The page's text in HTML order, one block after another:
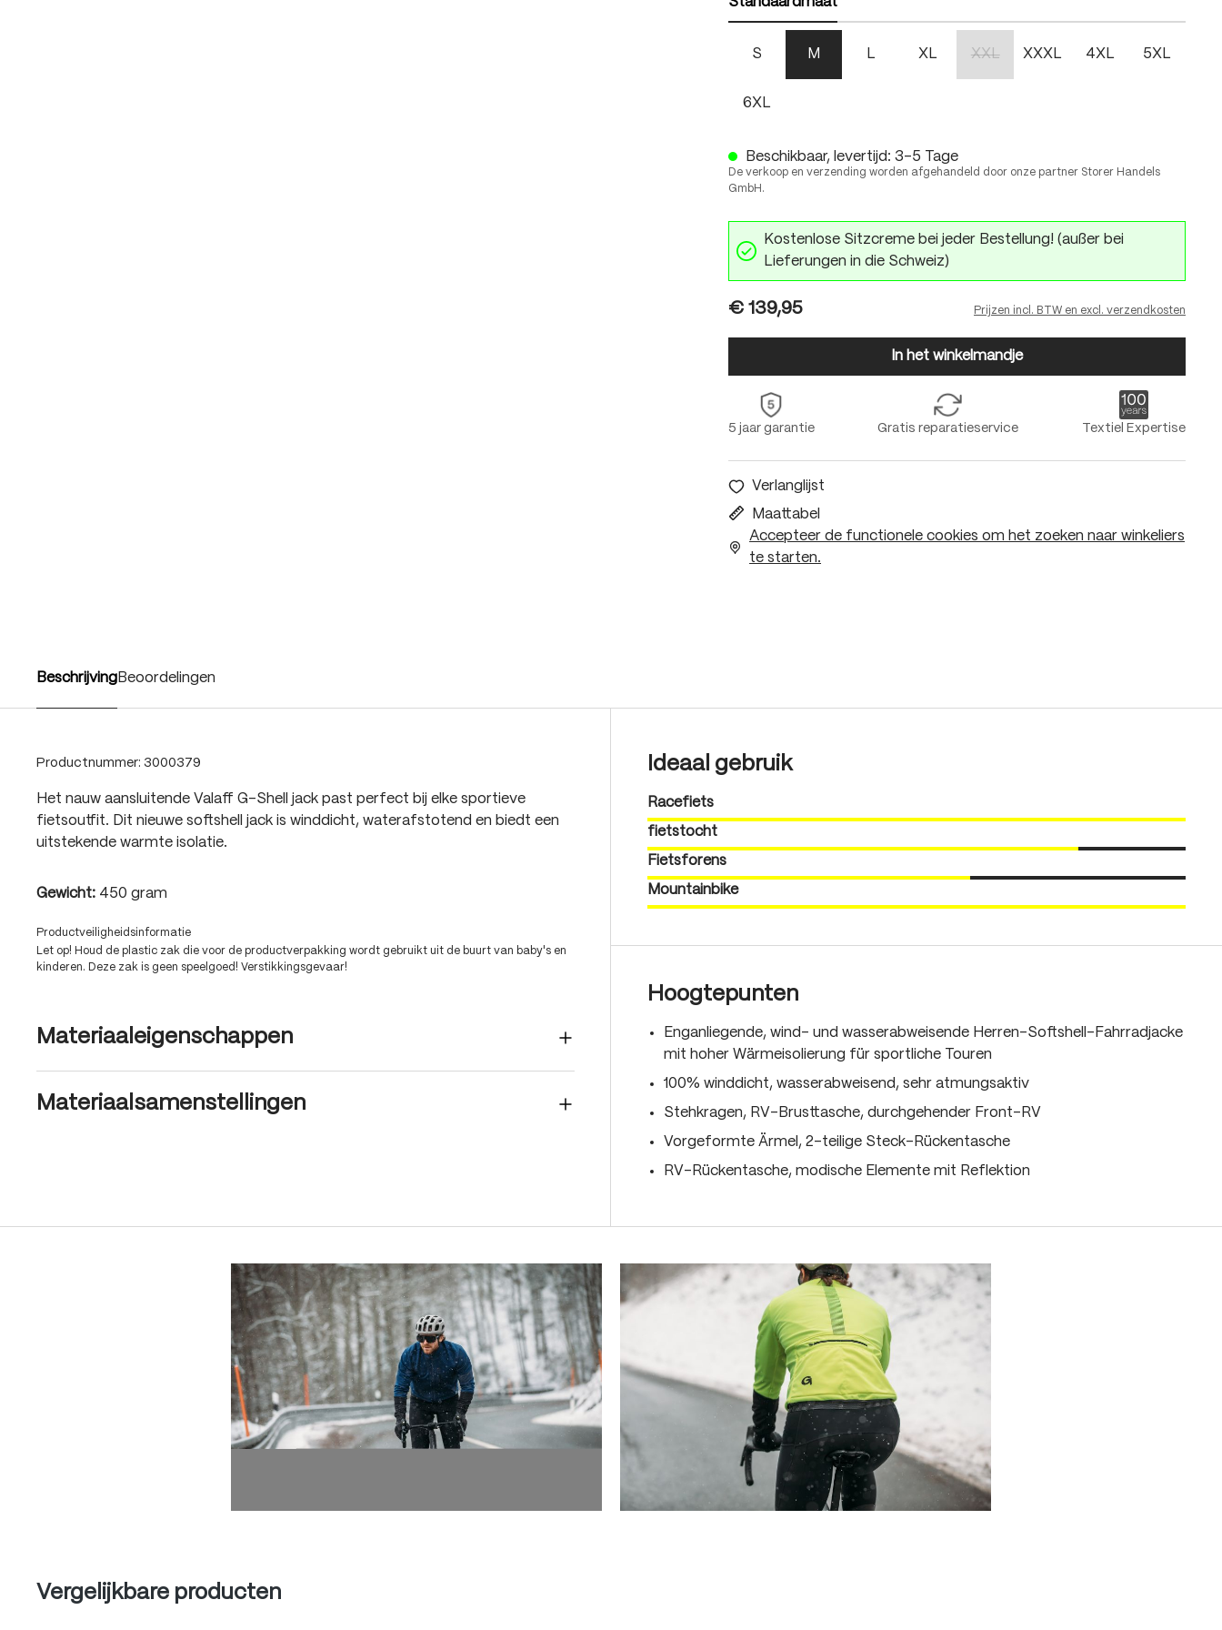
S M L XL XXL XXXL 4XL 5XL
6XL
Beschikbaar, levertijd: 3-5 Tage
De verkoop en verzending worden afgehandeld door onze partner Storer Handels
GmbH.
Kostenlose Sitzcreme bei jeder Bestellung! (außer bei
Lieferungen in die Schweiz)
€ 139,95 Prijzen incl. BTW en excl. verzendkosten
In het winkelmandje
5 jaar garantie Gratis reparatieservice Textiel Expertise
Verlanglijst
Maattabel
Accepteer de functionele cookies om het zoeken naar winkeliers
te starten.
Beschrijving Beoordelingen
Productnummer: 3000379
Het nauw aansluitende Valaff G-Shell jack past perfect bij elke sportieve
fietsoutfit. Dit nieuwe softshell jack is winddicht, waterafstotend en biedt een
uitstekende warmte isolatie.
Gewicht: 450 gram
Productveiligheidsinformatie
Let op! Houd de plastic zak die voor de productverpakking wordt gebruikt uit de buurt van baby's en
kinderen. Deze zak is geen speelgoed! Verstikkingsgevaar!
Materiaaleigenschappen
Materiaalsamenstellingen
Ideaal gebruik
Racefiets
fietstocht
Fietsforens
Mountainbike
Hoogtepunten
Enganliegende, wind- und wasserabweisende Herren-Softshell-Fahrradjacke
mit hoher Wärmeisolierung für sportliche Touren
100% winddicht, wasserabweisend, sehr atmungsaktiv
Stehkragen, RV-Brusttasche, durchgehender Front-RV
Vorgeformte Ärmel, 2-teilige Steck-Rückentasche
RV-Rückentasche, modische Elemente mit Reflektion
Produktgalerie überspringen
Vergelijkbare producten